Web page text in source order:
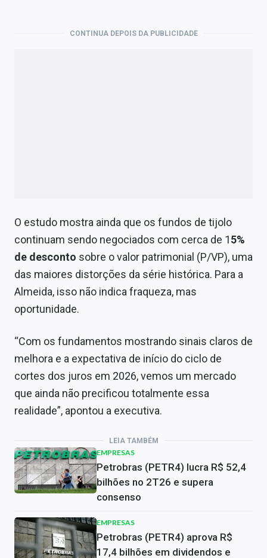
CONTINUA DEPOIS DA PUBLICIDADE
O estudo mostra ainda que os fundos de tijolo
continuam sendo negociados com cerca de 15%
de desconto sobre o valor patrimonial (P/VP), uma
das maiores distorções da série histórica. Para a
Almeida, isso não indica fraqueza, mas
oportunidade.
“Com os fundamentos mostrando sinais claros de
melhora e a expectativa de início do ciclo de
cortes dos juros em 2026, vemos um mercado
que ainda não precificou totalmente essa
realidade”, apontou a executiva.
LEIA TAMBÉM
EMPRESAS
Petrobras (PETR4) lucra R$ 52,4
bilhões no 2T26 e supera
consenso
EMPRESAS
Petrobras (PETR4) aprova R$
17,4 bilhões em dividendos e